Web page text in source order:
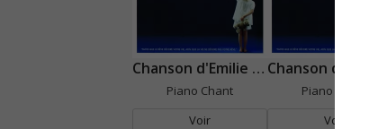
Chanson d'Emilie Jolie et du grand oiseau
Piano Chant
Voir
Piano Chant
Voir